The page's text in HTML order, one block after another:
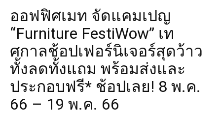
ออฟฟิศเมท จัดแคมเปญ
“Furniture FestiWow” เท
ศกาลช้อปเฟอร์นิเจอร์สุดว้าว
ทั้งลดทั้งแถม พร้อมส่งและ
ประกอบฟรี* ช้อปเลย! 8 พ.ค.
66 – 19 พ.ค. 66